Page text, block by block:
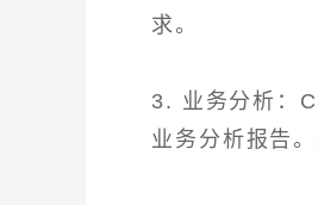
求。
3. 业务分析：
业务分析报告